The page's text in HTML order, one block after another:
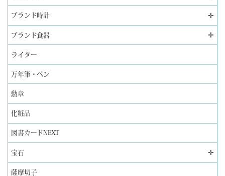
ブランド時計 ✛
ブランド食器 ✛
ライター
万年筆・ペン
勲章
化粧品
図書カードNEXT
宝石 ✛
薩摩切子